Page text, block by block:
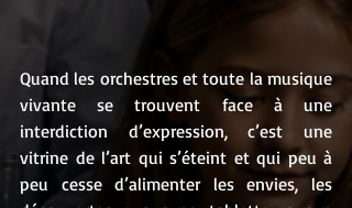
Quand les orchestres et toute la musique
vivante se trouvent face à une
interdiction d’expression, c’est une
vitrine de l’art qui s’éteint et qui peu à
peu cesse d’alimenter les envies, les